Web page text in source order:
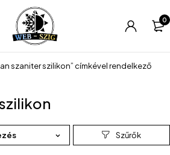
0
szaniter szilikon” címkével rendelkező